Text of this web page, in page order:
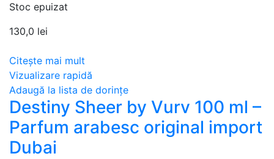
Stoc epuizat
130,0 lei
Citește mai mult
Vizualizare rapidă
Adaugă la lista de dorințe
Destiny Sheer by Vurv 100 ml –
Parfum arabesc original import
Dubai